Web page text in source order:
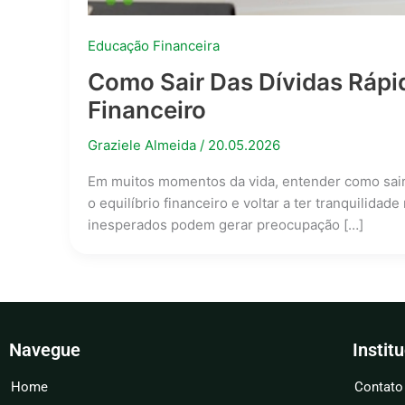
Educação Financeira
Como Sair Das Dívidas
Financeiro
Graziele Almeida / 20.05.2026
Em muitos momentos da vida, entender como
o equilíbrio financeiro e voltar a ter tranquilidade
inesperados podem gerar preocupação […]
Navegue
Home Contato